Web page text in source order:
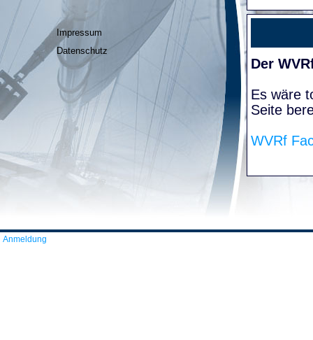
Impressum
Datenschutz
Der
Es wäre
Seite
WVRf
Anmeldung